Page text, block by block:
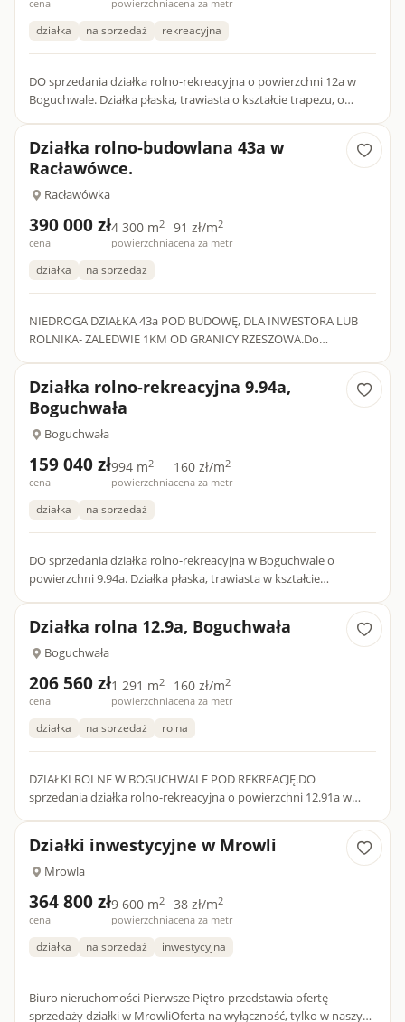
cena powierzchniacena za metr
działka na sprzedaż rekreacyjna
DO sprzedania działka rolno-rekreacyjna o powierzchni 12a w
Boguchwale. Działka płaska, trawiasta o kształcie trapezu, o
Działka rolno-budowlana 43a w
Racławówce.
Racławówka
390 000 zł
cena
4 300 m2
powierzchnia
91 zł/m2
cena za metr
działka na sprzedaż
NIEDROGA DZIAŁKA 43a POD BUDOWĘ, DLA INWESTORA LUB
ROLNIKA- ZALEDWIE 1KM OD GRANICY RZESZOWA.Do
Działka rolno-rekreacyjna 9.94a,
Boguchwała
Boguchwała
159 040 zł
cena
994 m2
powierzchnia
160 zł/m2
cena za metr
działka na sprzedaż
DO sprzedania działka rolno-rekreacyjna w Boguchwale o
powierzchni 9.94a. Działka płaska, trawiasta w kształcie
Działka rolna 12.9a, Boguchwała
Boguchwała
206 560 zł
cena
1 291 m2
powierzchnia
160 zł/m2
cena za metr
działka na sprzedaż rolna
DZIAŁKI ROLNE W BOGUCHWALE POD REKREACJĘ.DO
sprzedania działka rolno-rekreacyjna o powierzchni 12.91a w
Działki inwestycyjne w Mrowli
Mrowla
364 800 zł
cena
9 600 m2
powierzchnia
38 zł/m2
cena za metr
działka na sprzedaż inwestycyjna
Biuro nieruchomości Pierwsze Piętro przedstawia ofertę
sprzedaży działki w MrowliOferta na wyłączność, tylko w naszym